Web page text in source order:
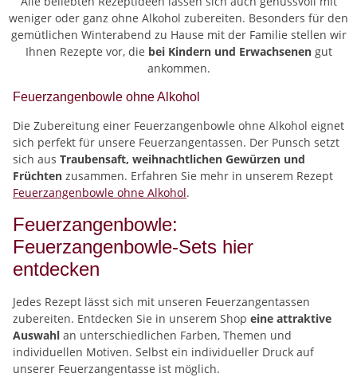
weniger oder ganz ohne Alkohol zubereiten. Besonders für den
gemütlichen Winterabend zu Hause mit der Familie stellen wir
Ihnen Rezepte vor, die bei Kindern und Erwachsenengut
ankommen.
Feuerzangenbowle ohne Alkohol
Die Zubereitung einer Feuerzangenbowle ohne Alkohol eignet
sich perfekt für unsere Feuerzangentassen. Der Punsch setzt
sich aus Traubensaft, weihnachtlichen Gewürzen und
Früchten zusammen. Erfahren Sie mehr in unserem Rezept
Feuerzangenbowle ohne Alkohol.
Feuerzangenbowle:
Feuerzangenbowle-Sets hier
entdecken
Jedes Rezept lässt sich mit unseren Feuerzangentassen
zubereiten. Entdecken Sie in unserem Shop eine attraktive
Auswahl an unterschiedlichen Farben, Themen und
individuellen Motiven. Selbst ein individueller Druck auf
unserer Feuerzangentasse ist möglich.